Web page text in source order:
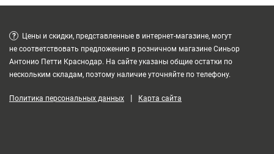
?
Цены и скидки, представленные в интернет-магазине, могут
не соответствовать предложению в розничном магазине Синьор
Антонио Петти Краснодар. На сайте указаны общие остатки по
нескольким складам, поэтому наличие уточняйте по телефону.
Политика персональных данных | Карта сайта